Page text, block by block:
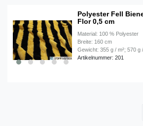
Polyester Fell
Flor 0,5 cm
Material: 100 % Polyester
Breite: 160 cm
Gewicht: 355 g / m²; 570 g
Artikelnummer: 201